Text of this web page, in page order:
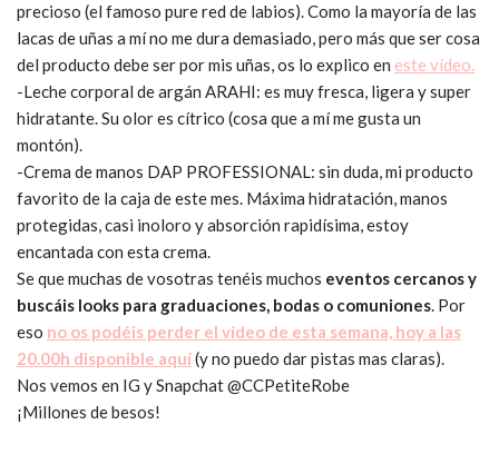
precioso (el famoso pure red de labios). Como la mayoría de las
lacas de uñas a mí no me dura demasiado, pero más que ser cosa
del producto debe ser por mis uñas, os lo explico en este vídeo.
-Leche corporal de argán ARAHI: es muy fresca, ligera y super
hidratante. Su olor es cítrico (cosa que a mí me gusta un
montón).
-Crema de manos DAP PROFESSIONAL: sin duda, mi producto
favorito de la caja de este mes. Máxima hidratación, manos
protegidas, casi inoloro y absorción rapidísima, estoy
encantada con esta crema.
Se que muchas de vosotras tenéis muchos eventos cercanos y
buscáis looks para graduaciones, bodas o comuniones. Por
eso no os podéis perder el vídeo de esta semana, hoy a las
20.00h disponible aquí(y no puedo dar pistas mas claras).
Nos vemos en IG y Snapchat @CCPetiteRobe
¡Millones de besos!